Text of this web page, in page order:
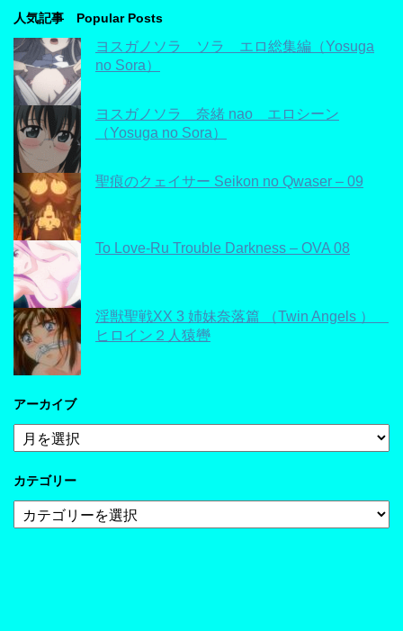
人気記事 Popular Posts
ヨスガノソラ ソラ エロ総集編（Yosuga
no Sora）
ヨスガノソラ 奈緒 nao エロシーン
（Yosuga no Sora）
聖痕のクェイサー Seikon no Qwaser – 09
To Love-Ru Trouble Darkness – OVA 08
淫獣聖戦XX 3 姉妹奈落篇 （Twin Angels ）
ヒロイン２人猿轡
アーカイブ
ア
ー
イ
カテゴリー
テ